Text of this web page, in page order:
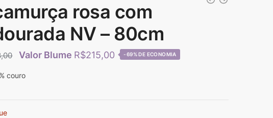
rosa com
NV – 80cm
R$215,00 -69%
couro